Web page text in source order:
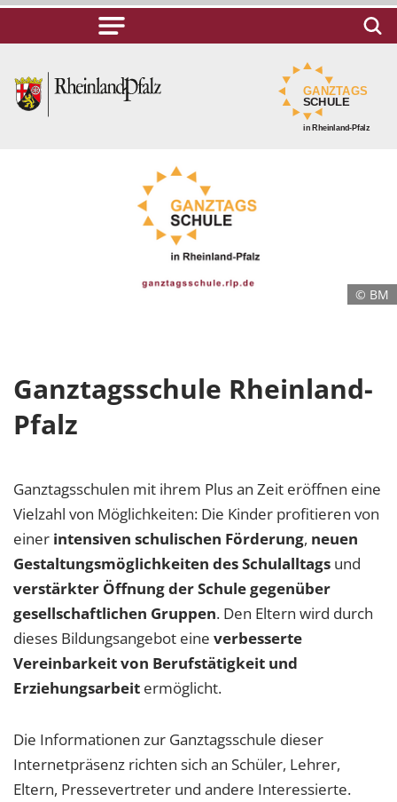
© BM
Ganztagsschule Rheinland-
Pfalz
Ganztagsschulen mit ihrem Plus an Zeit eröffnen eine
Vielzahl von Möglichkeiten: Die Kinder profitieren von
einer intensiven schulischen Förderung, neuen
Gestaltungsmöglichkeiten des Schulalltags und
verstärkter Öffnung der Schule gegenüber
gesellschaftlichen Gruppen. Den Eltern wird durch
dieses Bildungsangebot eine verbesserte
Vereinbarkeit von Berufstätigkeit und
Erziehungsarbeit ermöglicht.
Die Informationen zur Ganztagsschule dieser
Internetpräsenz richten sich an Schüler, Lehrer,
Eltern, Pressevertreter und andere Interessierte.